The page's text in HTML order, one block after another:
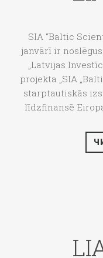
SIA “Baltic
janvārī ir
„Latvijas
projekta „SIA
starptautiskās
līdzfinansē